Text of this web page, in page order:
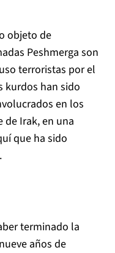
objeto de
Peshmerga son
terroristas por el
kurdos han sido
en los
de Irak, en una
que ha sido
terminado la
años de